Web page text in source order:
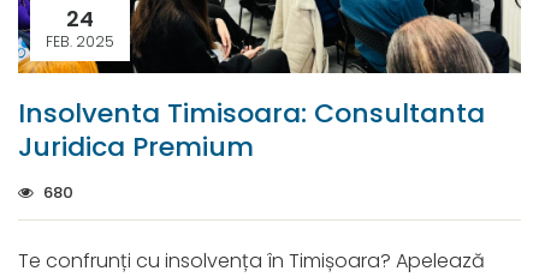
24
FEB. 2025
Insolventa Timisoara: Consultanta
Juridica Premium
680
Te confrunți cu insolvența în Timișoara? Apelează